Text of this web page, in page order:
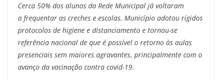
Cerca 50% dos alunos da Rede Municipal já voltaram
a frequentar as creches e escolas. Município adotou rígidos
protocolos de higiene e distanciamento e tornou-se
referência nacional de que é possível o retorno às aulas
presenciais sem maiores agravantes, principalmente com o
avanço da vacinação contra covid-19.